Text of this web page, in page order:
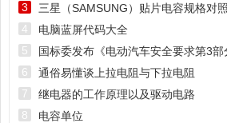
三星（SAMSUNG）贴片电容规格对
3
电脑蓝屏代码大全
4
5
通俗易懂谈上拉电阻与下拉电阻
6
继电器的工作原理以及驱动电路
7
电容单位
8